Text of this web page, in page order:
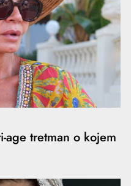
age tretman o kojem